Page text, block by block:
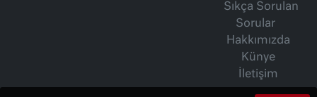
Sıkça Sorulan
Sorular
Hakkımızda
Künye
İletişim